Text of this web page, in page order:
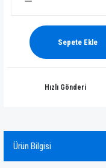
Sepete Ekle
Hızlı Gönderi
Ürün Bilgisi